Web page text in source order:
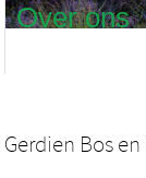
Over ons
Gerdien Bos en